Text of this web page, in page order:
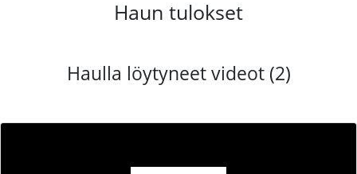
Haun tulokset
Haulla löytyneet videot (2)